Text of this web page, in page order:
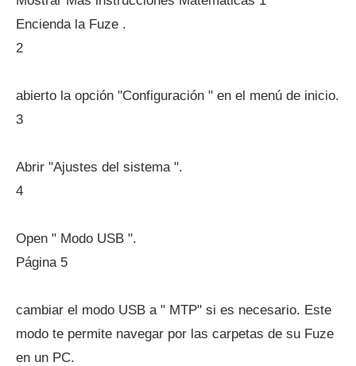
Encienda la Fuze .
2
abierto la opción "Configuración " en el menú de inicio.
3
Abrir "Ajustes del sistema ".
4
Open " Modo USB ".
Página 5
cambiar el modo USB a " MTP" si es necesario. Este
modo te permite navegar por las carpetas de su Fuze
en un PC.